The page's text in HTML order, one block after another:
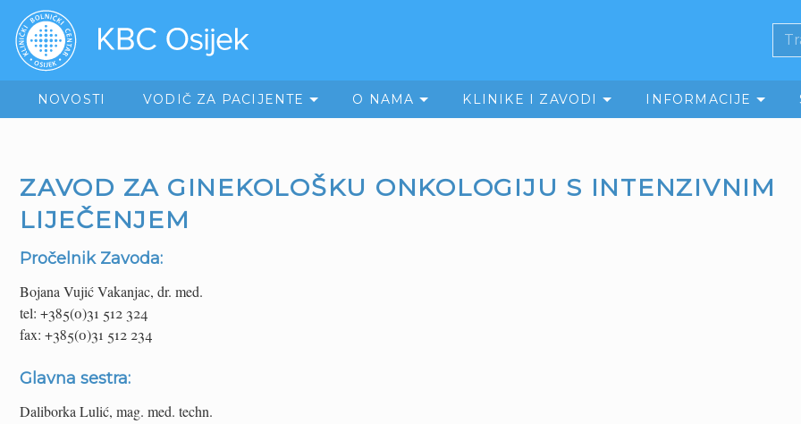
NOVOSTI VODIČ ZA PACIJENTE O NAMA KLINIKE I ZAVODI INFORMACIJE
ZAVOD ZA GINEKOLOŠKU ONKOLOGIJU S INTENZIVNIM
LIJEČENJEM
Pročelnik Zavoda:
Bojana Vujić Vakanjac, dr. med.
tel: +385(0)31 512 324
fax: +385(0)31 512 234
Glavna sestra:
Daliborka Lulić, mag. med. techn.